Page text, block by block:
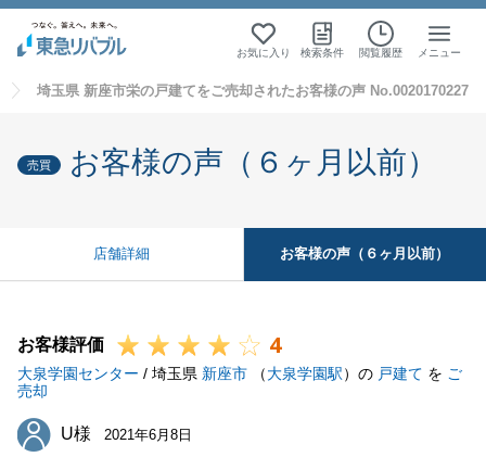
お気に入り 検索条件 閲覧履歴 メニュー
埼玉県 新座市栄の戸建てをご売却されたお客様の声 No.0020170227
売買 お客様の声（６ヶ月以前）
店舗詳細 お客様の声（６ヶ月以前）
お客様評価 4
大泉学園センター / 埼玉県 新座市 （大泉学園駅）の 戸建て を ご
売却
U様
U様 2021年6月8日